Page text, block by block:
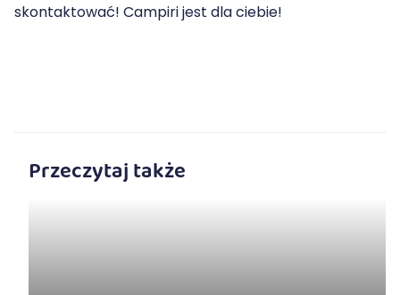
skontaktować! Campiri jest dla ciebie!
Przeczytaj także